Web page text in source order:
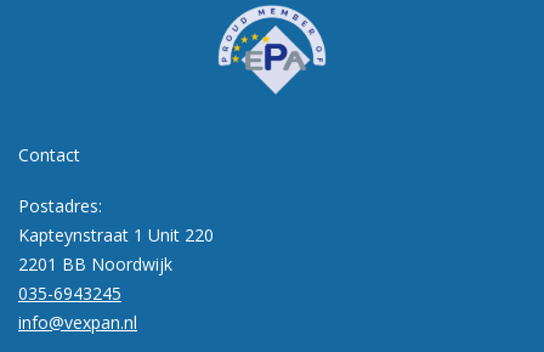
Contact
Postadres:
Kapteynstraat 1 Unit 220
2201 BB Noordwijk
035-6943245
info@vexpan.nl